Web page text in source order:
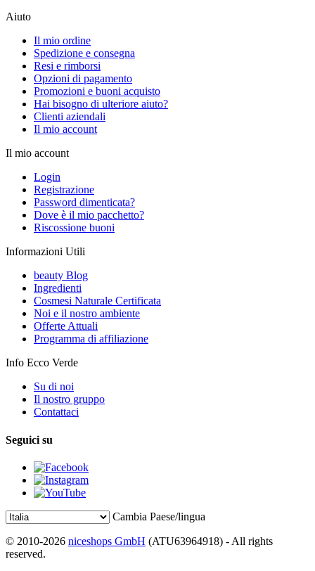
Aiuto
Il mio ordine
Spedizione e consegna
Resi e rimborsi
Opzioni di pagamento
Promozioni e buoni acquisto
Hai bisogno di ulteriore aiuto?
Clienti aziendali
Il mio account
Il mio account
Login
Registrazione
Password dimenticata?
Dove è il mio pacchetto?
Riscossione buoni
Informazioni Utili
beauty Blog
Ingredienti
Cosmesi Naturale Certificata
Noi e il nostro ambiente
Offerte Attuali
Programma di affiliazione
Info Ecco Verde
Su di noi
Il nostro gruppo
Contattaci
Seguici su
Cambia Paese/lingua
© 2010-2026 niceshops GmbH (ATU63964918) - All rights
reserved.